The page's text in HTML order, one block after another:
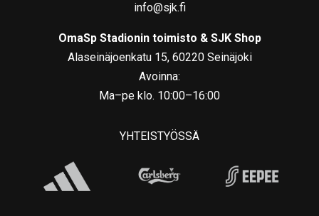
info@sjk.fi
OmaSp Stadionin toimisto & SJK Shop
Alaseinäjoenkatu 15, 60220 Seinäjoki
Avoinna:
Ma–pe klo. 10:00–16:00
YHTEISTYÖSSÄ